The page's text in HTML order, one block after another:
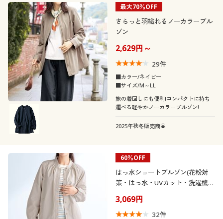
最大70％OFF
さらっと羽織れるノーカラーブル
ゾン
2,629円～
29件
■カラー/ネイビー
■サイズ/M～LL
旅の着回しにも便利!コンパクトに持ち
運べる軽やかノーカラーブルゾン!
2025年秋冬販売商品
60％OFF
はっ水ショートブルゾン(花粉対
策・はっ水・UVカット・洗濯機
3,069円
32件